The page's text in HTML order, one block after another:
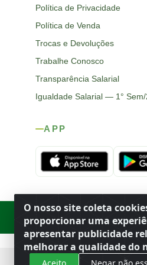
O nosso site coleta
proporcionar uma
apresentar publicidade
melhorar a qualidade do
Aceito Negar não
Política de Privacidade
Política de Venda
Trocas e Devoluções
Trabalhe Conosco
Transparência Salarial
Igualdade Salarial — 1°
APP
Rod. SP-215, s/n, km 98 — Área